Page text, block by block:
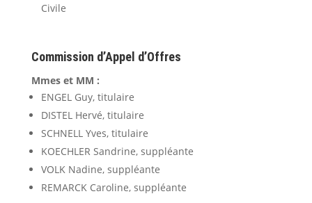
Civile
Commission d’Appel d’Offres
Mmes et MM :
ENGEL Guy, titulaire
DISTEL Hervé, titulaire
SCHNELL Yves, titulaire
KOECHLER Sandrine, suppléante
VOLK Nadine, suppléante
REMARCK Caroline, suppléante